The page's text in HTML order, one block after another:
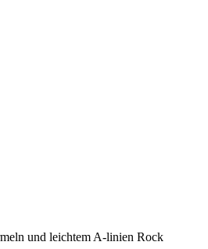
und leichtem A-linien Rock